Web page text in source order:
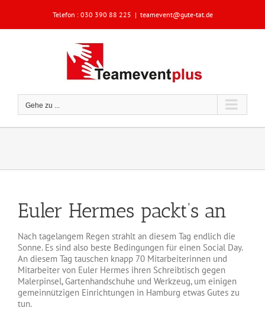
springen
Telefon : 030 390 88 225 | teamevent@gute-tat.de
Gehe zu ...
Euler Hermes packt’s an
Nach tagelangem Regen strahlt an diesem Tag endlich die
Sonne. Es sind also beste Bedingungen für einen Social Day.
An diesem Tag tauschen knapp 70 Mitarbeiterinnen und
Mitarbeiter von Euler Hermes ihren Schreibtisch gegen
Malerpinsel, Gartenhandschuhe und Werkzeug, um einigen
gemeinnützigen Einrichtungen in Hamburg etwas Gutes zu
tun.